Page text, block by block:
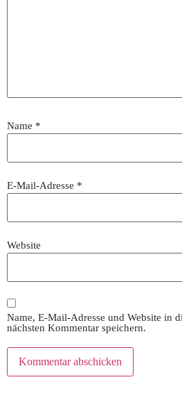
Name *
E-Mail-Adresse *
Website
Name, E-Mail-Adresse und Website in
nächsten Kommentar speichern.